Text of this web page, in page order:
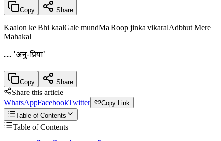
Copy Share
Kaalon ke Bhi kaalGale mundMalRoop jinka vikaralAdbhut Mere
Mahakal
..... 'अनु-प्रिया'
Copy Share
Share this article
WhatsAppFacebookTwitter
Copy Link
Table of Contents
Table of Contents